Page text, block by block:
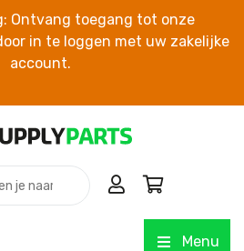
Ontvang toegang tot onze
in te loggen met uw zakelijke
account.
Menu